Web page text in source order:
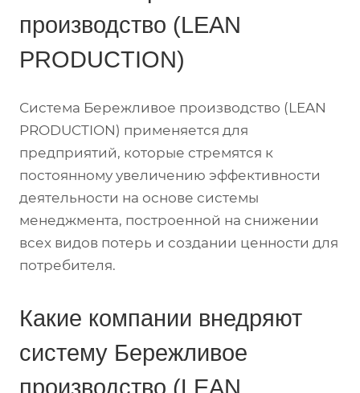
производство (LEAN
PRODUCTION)
Система Бережливое производство (LEAN
PRODUCTION) применяется для
предприятий, которые стремятся к
постоянному увеличению эффективности
деятельности на основе системы
менеджмента, построенной на снижении
всех видов потерь и создании ценности для
потребителя.
Какие компании внедряют
систему Бережливое
производство (LEAN